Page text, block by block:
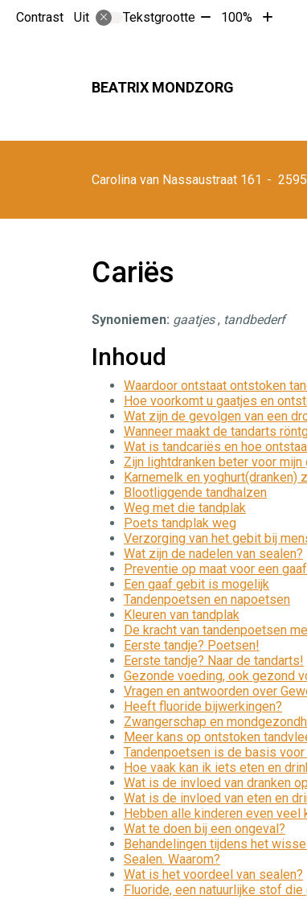
Contrast Uit Tekstgrootte Tekst100%
Tekst
BEATRIX MONDZORG
Carolina van Nassaustraat 161
Cariës
Synoniemen: gaatjes, tandbederf
Inhoud
Waardoor ontstaat ontstoken
Hoe voorkomt u gaatjes en
Wat zijn de gevolgen van een
Wanneer maakt de tandarts
Wat is tandcariës en hoe
Zijn lightdranken beter voor
Karnemelk en yoghurt(dranken)
Blootliggende tandhalzen
Weg met die tandplak
Poets tandplak weg
Verzorging van het gebit bij
Wat zijn de nadelen van sealen?
Preventie op maat voor een
Een gaaf gebit is mogelijk
Tandenpoetsen en napoetsen
Kleuren van tandplak
De kracht van tandenpoetsen
Eerste tandje? Poetsen!
Eerste tandje? Naar de tandarts!
Gezonde voeding, ook gezond
Vragen en antwoorden over
Heeft fluoride bijwerkingen?
Zwangerschap en
Meer kans op ontstoken
Tandenpoetsen is de basis
Hoe vaak kan ik iets eten en
Wat is de invloed van dranken
Wat is de invloed van eten en
Hebben alle kinderen even veel
Wat te doen bij een ongeval?
Behandelingen tijdens het
Sealen. Waarom?
Wat is het voordeel van sealen?
Fluoride, een natuurlijke stof